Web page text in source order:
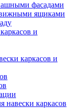
фасадами
ящиками
и
каркасов и
каркасов